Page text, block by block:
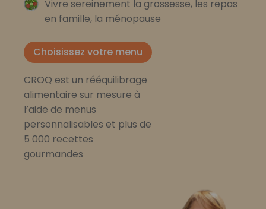
Vivre sereinement la grossesse, les repas
en famille, la ménopause
Choisissez votre menu
CROQ est un rééquilibrage
alimentaire sur mesure à
l’aide de menus
personnalisables et plus de
5 000 recettes
gourmandes